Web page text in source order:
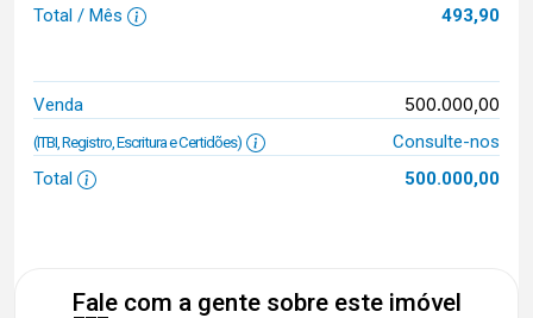
Total / Mês
493,90
Venda 500.000,00
(ITBI, Registro, Escritura e Certidões)
Consulte-nos
Total
500.000,00
Fale com a gente sobre este imóvel